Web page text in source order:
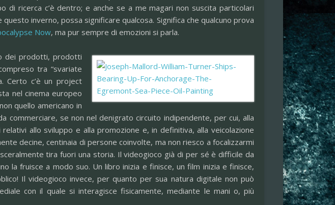
di ricerca c’è dentro; e anche se a me magari non suscita particolari
inverno, possa significare qualcosa. Significa che qualcuno prova
Now, ma pur sempre di emozioni si parla.
dei prodotti, prodotti
tra “svariate
Certo c’è un project
nel cinema europeo
quello americano in
se non nel denigrato circuito indipendente, per cui, alla
allo sviluppo e alla promozione e, in definitiva, alla veicolazione
decine, centinaia di persone coinvolte, ma non riesco a focalizzarmi
tira fuori una storia. Il videogioco già di per sé è difficile da
la fruisce a modo suo. Un libro inizia e finisce, un film inizia e finisce,
Il videogioco invece, per quanto per sua natura digitale non può
con il quale si interagisce fisicamente, mediante le mani o, più